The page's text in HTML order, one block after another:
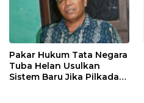
Pakar Hukum Tata Negara
Tuba Helan Usulkan
Sistem Baru Jika Pilkada